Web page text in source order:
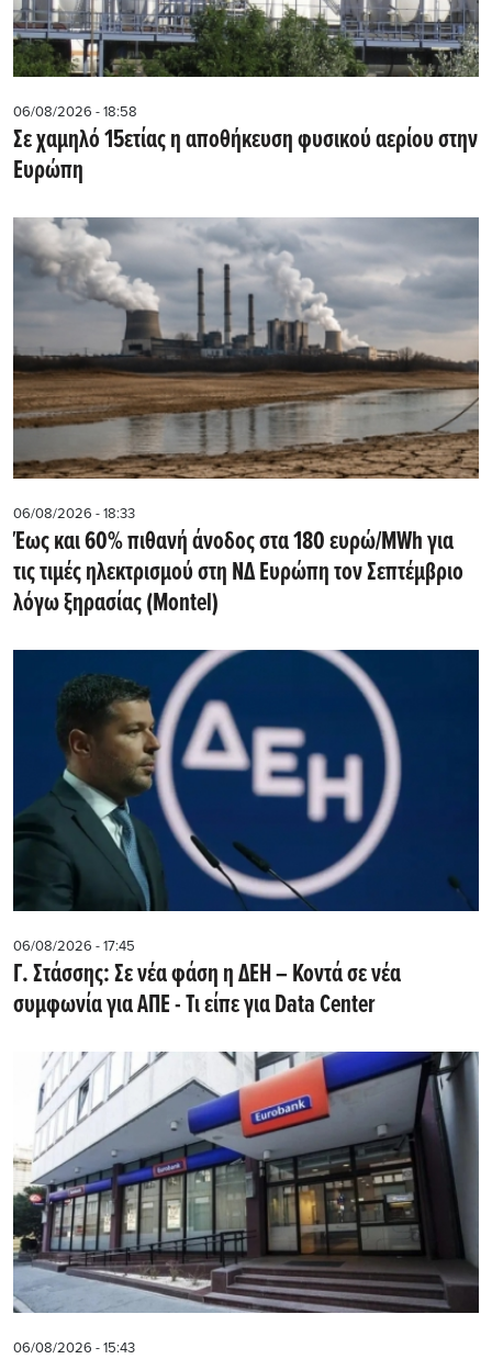
06/08/2026 - 18:58
Σε χαμηλό 15ετίας η αποθήκευση φυσικού αερίου στην
Ευρώπη
06/08/2026 - 18:33
Έως και 60% πιθανή άνοδος στα 180 ευρώ/MWh για
τις τιμές ηλεκτρισμού στη ΝΔ Ευρώπη τον Σεπτέμβριο
λόγω ξηρασίας (Montel)
06/08/2026 - 17:45
Γ. Στάσσης: Σε νέα φάση η ΔΕΗ – Κοντά σε νέα
συμφωνία για ΑΠΕ - Τι είπε για Data Center
06/08/2026 - 15:43